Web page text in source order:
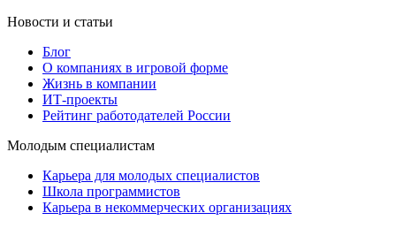
Новости и статьи
Блог
О компаниях в игровой форме
Жизнь в компании
ИТ-проекты
Рейтинг работодателей России
Молодым специалистам
Карьера для молодых специалистов
Школа программистов
Карьера в некоммерческих организациях